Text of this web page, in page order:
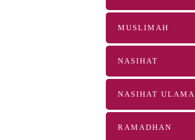
MUSLIMAH
NASIHAT
NASIHAT ULAMA
RAMADHAN